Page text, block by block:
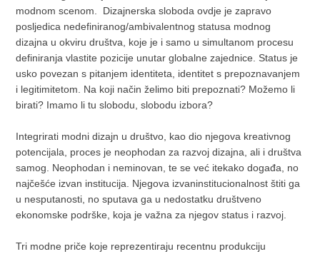
modnom scenom. Dizajnerska sloboda ovdje je zapravo
posljedica nedefiniranog/ambivalentnog statusa modnog
dizajna u okviru društva, koje je i samo u simultanom procesu
definiranja vlastite pozicije unutar globalne zajednice. Status je
usko povezan s pitanjem identiteta, identitet s prepoznavanjem
i legitimitetom. Na koji način želimo biti prepoznati? Možemo li
birati? Imamo li tu slobodu, slobodu izbora?
Integrirati modni dizajn u društvo, kao dio njegova kreativnog
potencijala, proces je neophodan za razvoj dizajna, ali i društva
samog. Neophodan i neminovan, te se već itekako događa, no
najčešće izvan institucija. Njegova izvaninstitucionalnost štiti ga
u nesputanosti, no sputava ga u nedostatku društveno
ekonomske podrške, koja je važna za njegov status i razvoj.
Tri modne priče koje reprezentiraju recentnu produkciju